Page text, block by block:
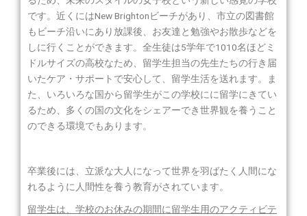
です。近くにはNew Brightonビーチがあり、市立の図書館
もビーチ沿いにあり放課後、お友達と勉強やお散歩などを
しに行くことができます。全生徒は5学年で1010名ほどミ
ドルサイズの高校なため、留学生担当の先生たちの行き届
いたケア・サポートで安心して、留学生活を送れます。ま
た、いろいろな国から留学生がこの学校にに留学にきてい
るため、多くの国の文化をシェアーでき世界観を養うこと
のできる環境でもあります。
卒業後には、立派な大人になって世界を羽ばたく人間にな
れるように人間性を養う教育がされています。
留学生は、学校のお休みの期間に留学生用のアクティビテ